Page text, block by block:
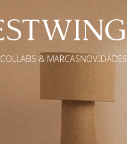
COLLABS & MARCASNOVIDADES